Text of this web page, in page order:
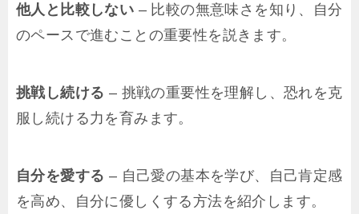
他人と比較しない – 比較の無意味さを知り、自分
のペースで進むことの重要性を説きます。
挑戦し続ける – 挑戦の重要性を理解し、恐れを克
服し続ける力を育みます。
自分を愛する – 自己愛の基本を学び、自己肯定感
を高め、自分に優しくする方法を紹介します。